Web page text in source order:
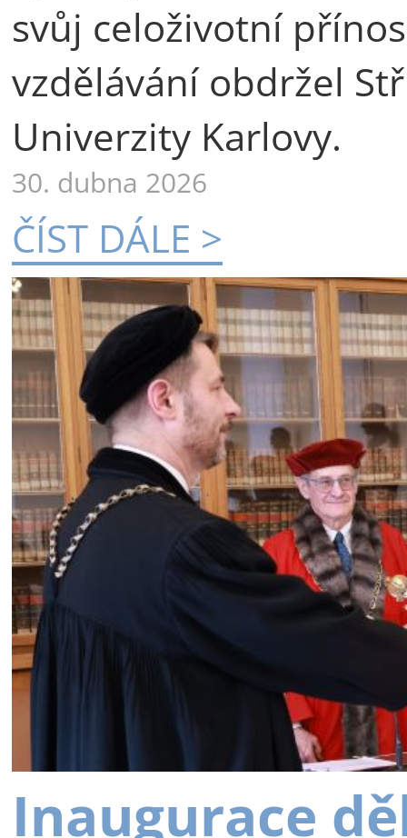
svůj celoživotní
vzdělávání obdržel
Univerzity Karlovy.
30. dubna 2026
ČÍST DÁLE >
Inaugurace